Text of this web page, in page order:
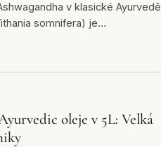
v klasické Ayurvedě
somnifera) je…
oleje v 5L: Velká